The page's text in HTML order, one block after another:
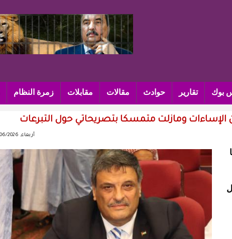
بوك تقارير حوادث مقالات مقابلات زمرة النظام
ومازلت متمسكا بتصريحاتي حول التبرعات
أربعاء, 03/06/2026 - 07:14